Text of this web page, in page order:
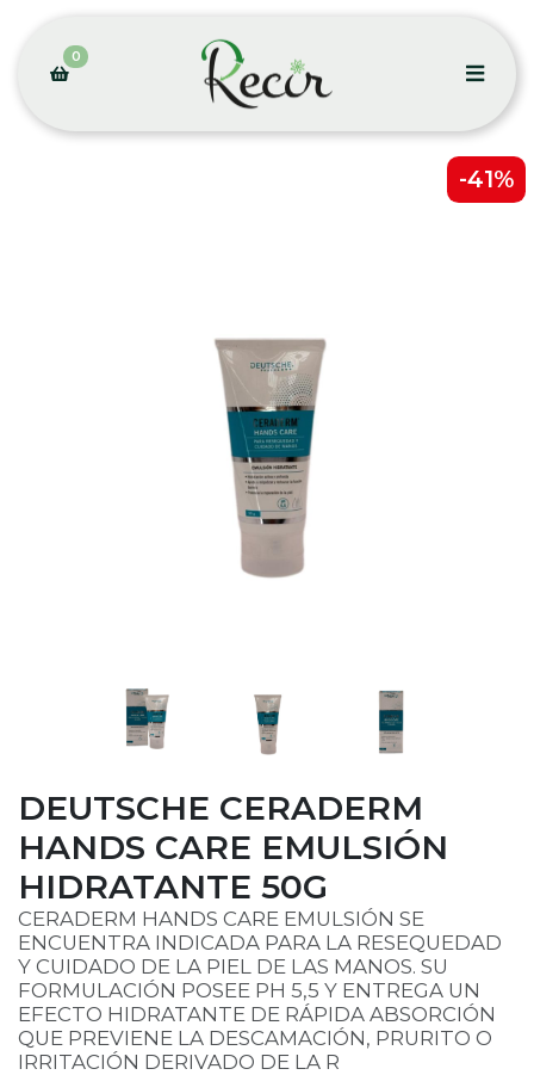
0
-41%
DEUTSCHE CERADERM
HANDS CARE EMULSIÓN
HIDRATANTE 50G
CERADERM HANDS CARE EMULSIÓN SE
ENCUENTRA INDICADA PARA LA RESEQUEDAD
Y CUIDADO DE LA PIEL DE LAS MANOS. SU
FORMULACIÓN POSEE PH 5,5 Y ENTREGA UN
EFECTO HIDRATANTE DE RÁPIDA ABSORCIÓN
QUE PREVIENE LA DESCAMACIÓN, PRURITO O
IRRITACIÓN DERIVADO DE LA R